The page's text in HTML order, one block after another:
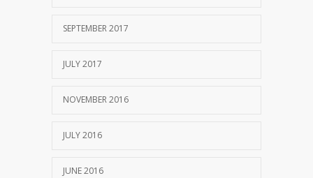
SEPTEMBER 2017
JULY 2017
NOVEMBER 2016
JULY 2016
JUNE 2016